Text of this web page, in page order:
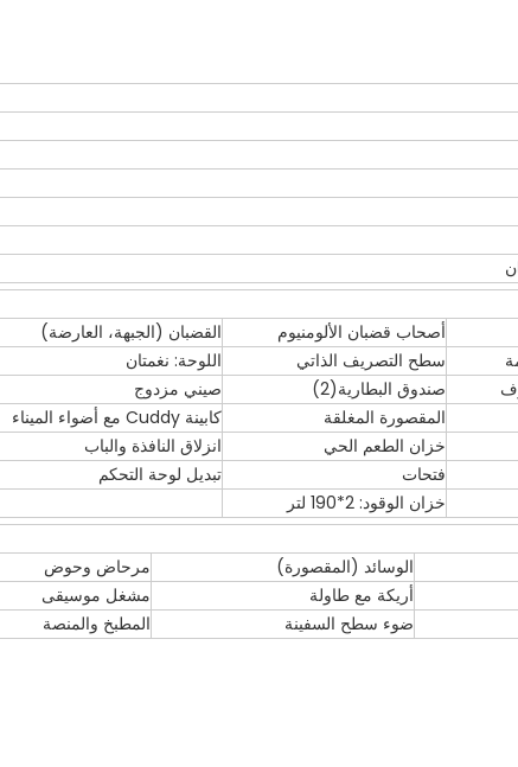
أصحاب قضبان الألومنيوم
القضبان (الجبهة، العارضة)
سطح التصريف الذاتي
اللوحة: نغمتان
صندوق البطارية(2)
صيني مزدوج
المقصورة المغلقة
كابينة Cuddy مع أضواء الميناء
خزان الطعم الحي
انزلاق النافذة والباب
فتحات
تبديل لوحة التحكم
خزان الوقود: 2*190 لتر
الوسائد (المقصورة)
مرحاض وحوض
أريكة مع طاولة
مشغل موسيقى
ضوء سطح السفينة المطبخ والمنصة